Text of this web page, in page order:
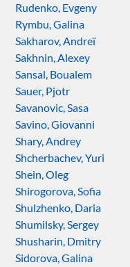
Rudenko, Evgeny
Rymbu, Galina
Sakharov, Andreï
Sakhnin, Alexey
Sansal, Boualem
Sauer, Pjotr
Savanovic, Sasa
Savino, Giovanni
Shary, Andrey
Shcherbachev, Yuri
Shein, Oleg
Shirogorova, Sofia
Shulzhenko, Daria
Shumilsky, Sergey
Shusharin, Dmitry
Sidorova, Galina